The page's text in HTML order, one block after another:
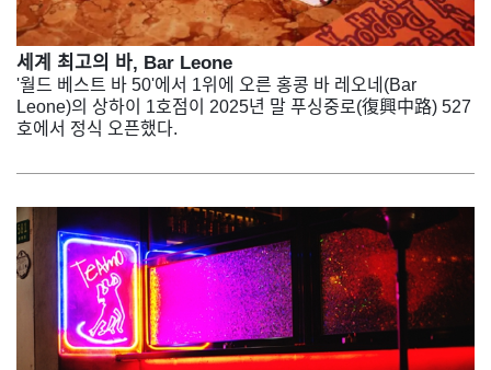
세계 최고의 바, Bar Leone
'월드 베스트 바 50'에서 1위에 오른 홍콩 바 레오네(Bar
Leone)의 상하이 1호점이 2025년 말 푸싱중로(復興中路) 527
호에서 정식 오픈했다.